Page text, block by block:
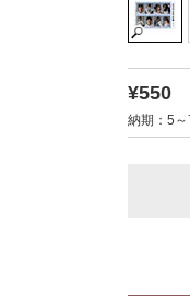
¥550
納期：5